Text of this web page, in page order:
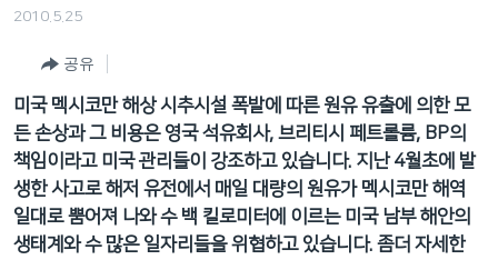
텐
프로그램
주파수 안내
언어 선택
2010.5.25
공유
미국 멕시코만 해상 시추시설 폭발에 따른 원유 유출에 의한 모
든 손상과 그 비용은 영국 석유회사, 브리티시 페트롤륨, BP의
책임이라고 미국 관리들이 강조하고 있습니다. 지난 4월초에 발
생한 사고로 해저 유전에서 매일 대량의 원유가 멕시코만 해역
일대로 뿜어져 나와 수 백 킬로미터에 이르는 미국 남부 해안의
생태계와 수 많은 일자리들을 위협하고 있습니다. 좀더 자세한